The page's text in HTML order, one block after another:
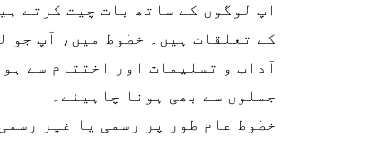
آپ لوگوں کے ساتھ بات چیت کرتے
کے تعلقات ہیں۔ خطوط میں، آپ جو
آداب و تسلیمات اور اختتام سے
جملوں سے بھی ہونا چاہیئے۔
خطوط عام طور پر رسمی یا غیر